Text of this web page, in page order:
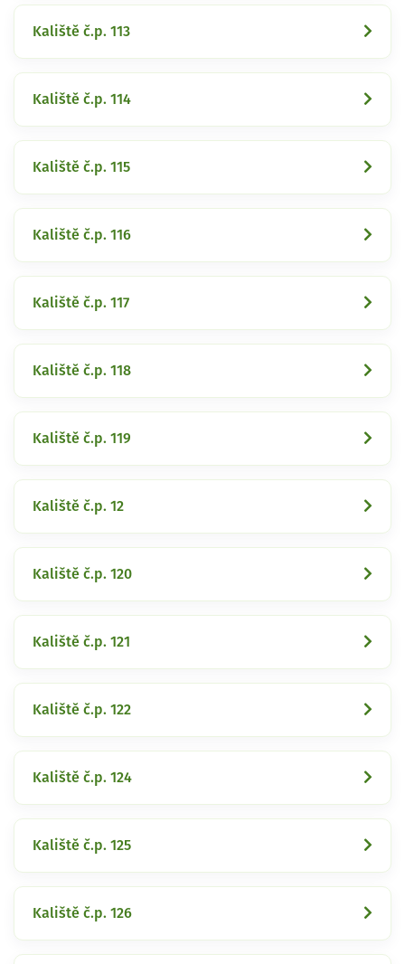
Kaliště č.p. 113
Kaliště č.p. 114
Kaliště č.p. 115
Kaliště č.p. 116
Kaliště č.p. 117
Kaliště č.p. 118
Kaliště č.p. 119
Kaliště č.p. 12
Kaliště č.p. 120
Kaliště č.p. 121
Kaliště č.p. 122
Kaliště č.p. 124
Kaliště č.p. 125
Kaliště č.p. 126